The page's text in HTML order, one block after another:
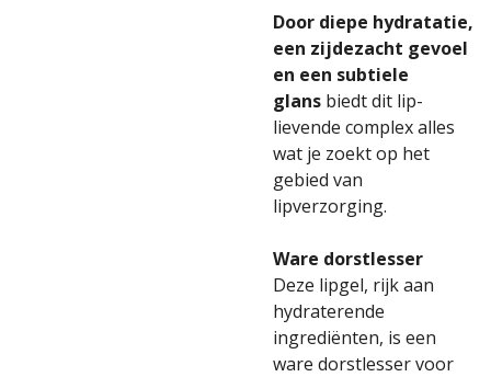
Door diepe hydratatie,
een zijdezacht gevoel
en een subtiele
glans biedt dit lip-
lievende complex alles
wat je zoekt op het
gebied van
lipverzorging.
Ware dorstlesser
Deze lipgel, rijk aan
hydraterende
ingrediënten, is een
ware dorstlesser voor